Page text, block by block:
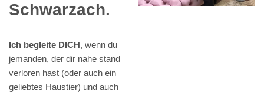
Schwarzach.
Ich begleite DICH, wenn du
jemanden, der dir nahe stand
verloren hast (oder auch ein
geliebtes Haustier) und auch